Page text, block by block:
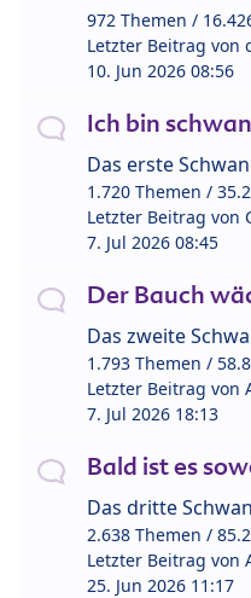
972 Themen /
Letzter Beitrag von
10. Jun 2026 08:56
Ich bin
Das erste
1.720 Themen /
Letzter Beitrag von
7. Jul 2026 08:45
Der Bauch
Das zweite
1.793 Themen /
Letzter Beitrag von
7. Jul 2026 18:13
Bald ist es
Das dritte
2.638 Themen /
Letzter Beitrag von
25. Jun 2026 11:17